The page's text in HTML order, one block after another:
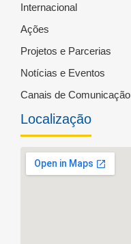
Internacional
Ações
Projetos e Parcerias
Notícias e Eventos
Canais de Comunicação
Localização